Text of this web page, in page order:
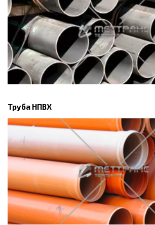
Труба НПВХ